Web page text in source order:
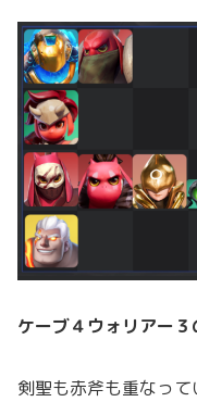
ケーブ４ウォリアー
剣聖も赤斧も重なっ